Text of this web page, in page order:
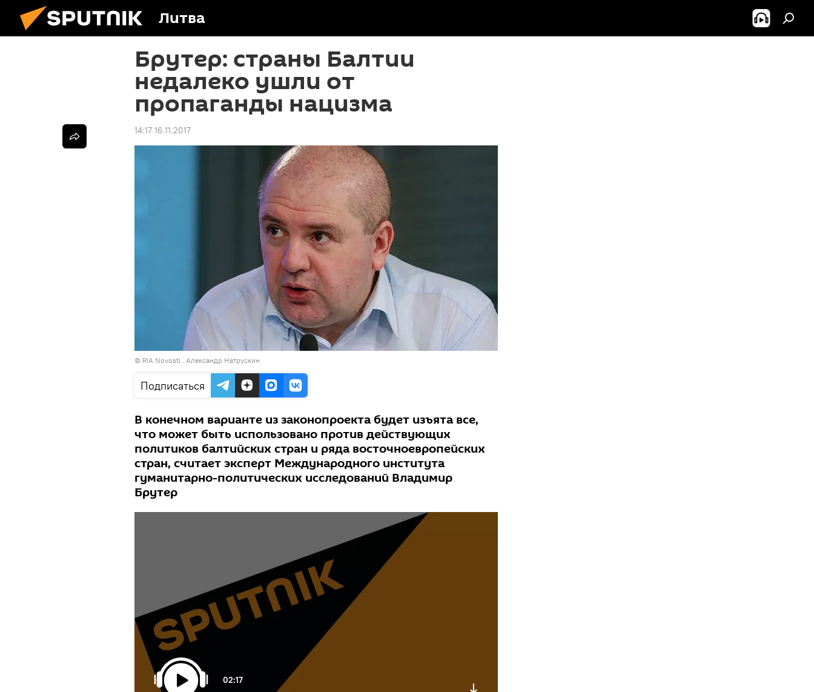
Литва
Брутер: страны Балтии
недалеко ушли от
пропаганды нацизма
14:17 16.11.2017
© RIA Novosti . Александр Натрускин
Подписаться
В конечном варианте из законопроекта будет изъята все,
что может быть использовано против действующих
политиков балтийских стран и ряда восточноевропейских
стран, считает эксперт Международного института
гуманитарно-политических исследований Владимир
Брутер
02:17